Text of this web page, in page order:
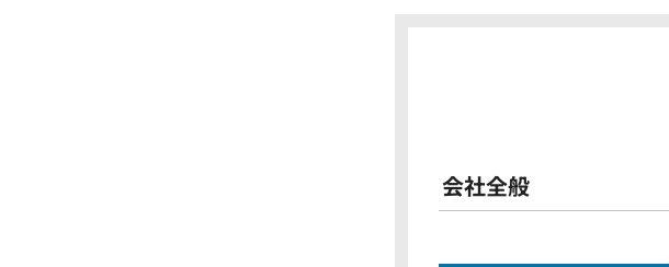
会社全般